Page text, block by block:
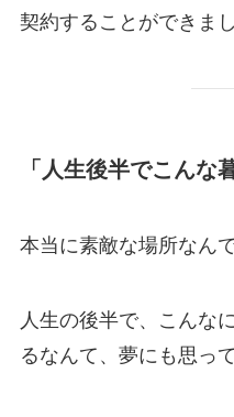
契約することができまし
「人生後半でこんな
本当に素敵な場所なんで
人生の後半で、こんな
るなんて、夢にも思っ